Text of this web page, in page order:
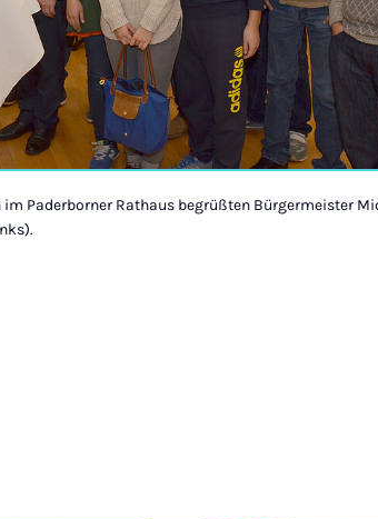
Paderborner Rathaus begrüßten Bürgermeister